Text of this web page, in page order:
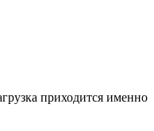
приходится именно